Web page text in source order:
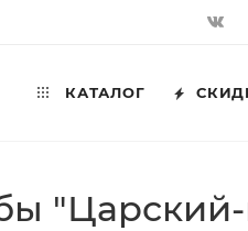
КАТАЛОГ
"Царский-